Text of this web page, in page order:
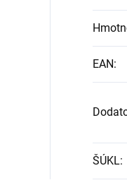
EAN:
ŠÚKL: